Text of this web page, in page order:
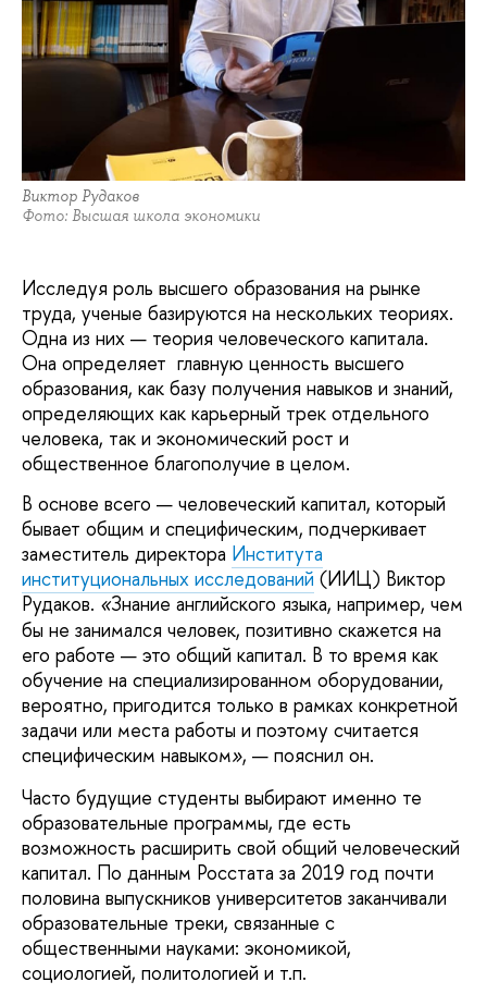
Виктор Рудаков
Фото: Высшая школа экономики
Исследуя роль высшего образования на рынке
труда, ученые базируются на нескольких теориях.
Одна из них — теория человеческого капитала.
Она определяет главную ценность высшего
образования, как базу получения навыков и знаний,
определяющих как карьерный трек отдельного
человека, так и экономический рост и
общественное благополучие в целом.
В основе всего — человеческий капитал, который
бывает общим и специфическим, подчеркивает
заместитель директора Института
институциональных исследований (ИИЦ) Виктор
Рудаков. «Знание английского языка, например, чем
бы не занимался человек, позитивно скажется на
его работе — это общий капитал. В то время как
обучение на специализированном оборудовании,
вероятно, пригодится только в рамках конкретной
задачи или места работы и поэтому считается
специфическим навыком», — пояснил он.
Часто будущие студенты выбирают именно те
образовательные программы, где есть
возможность расширить свой общий человеческий
капитал. По данным Росстата за 2019 год почти
половина выпускников университетов заканчивали
образовательные треки, связанные с
общественными науками: экономикой,
социологией, политологией и т.п.